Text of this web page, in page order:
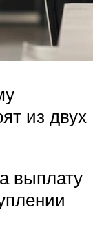
из двух
выплату